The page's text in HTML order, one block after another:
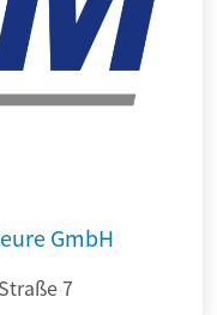
GmbH
7